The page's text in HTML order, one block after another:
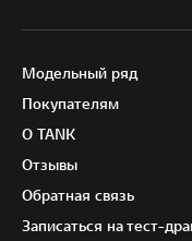
Модельный ряд
Покупателям
О TANK
Отзывы
Обратная связь
Записаться на тест-